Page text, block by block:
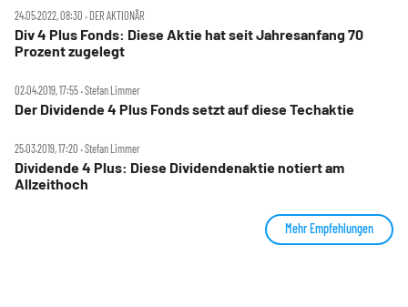
24.05.2022, 08:30 ‧ DER AKTIONÄR
Div 4 Plus Fonds: Diese Aktie hat seit Jahresanfang 70
Prozent zugelegt
02.04.2019, 17:55 ‧ Stefan Limmer
Der Dividende 4 Plus Fonds setzt auf diese Techaktie
25.03.2019, 17:20 ‧ Stefan Limmer
Dividende 4 Plus: Diese Dividendenaktie notiert am
Allzeithoch
Mehr Empfehlungen